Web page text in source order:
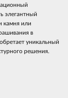
элегантный
камня или
в
уникальный
решения.